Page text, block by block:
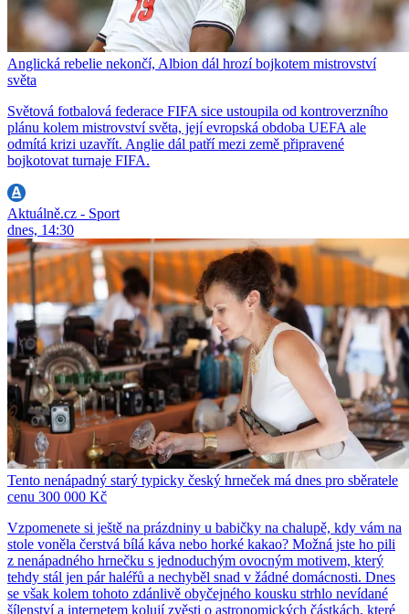
Anglická rebelie nekončí, Albion dál hrozí bojkotem mistrovství
světa
Světová fotbalová federace FIFA sice ustoupila od kontroverzního
plánu kolem mistrovství světa, její evropská obdoba UEFA ale
odmítá krizi uzavřít. Anglie dál patří mezi země připravené
bojkotovat turnaje FIFA.
Aktuálně.cz - Sport
dnes, 14:30
Tento nenápadný starý typicky český hrneček má dnes pro sběratele
cenu 300 000 Kč
Vzpomenete si ještě na prázdniny u babičky na chalupě, kdy vám na
stole voněla čerstvá bílá káva nebo horké kakao? Možná jste ho pili
z nenápadného hrnečku s jednoduchým ovocným motivem, který
tehdy stál jen pár haléřů a nechyběl snad v žádné domácnosti. Dnes
se však kolem tohoto zdánlivě obyčejného kousku strhlo nevídané
šílenství a internetem kolují zvěsti o astronomických částkách, které